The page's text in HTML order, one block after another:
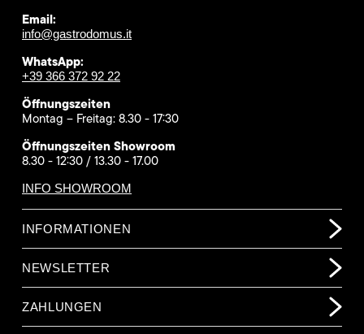
Email:
info@gastrodomus.it
WhatsApp:
+39 366 372 92 22
Öffnungszeiten
Montag – Freitag: 8.30 - 17:30
Öffnungszeiten Showroom
8.30 - 12:30 / 13.30 - 17.00
INFO SHOWROOM
INFORMATIONEN
NEWSLETTER
ZAHLUNGEN